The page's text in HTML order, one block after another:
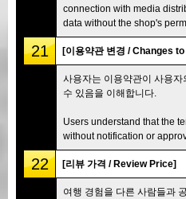
connection with media
data without the shop's
21 [이용약관 변경 / Changes
사용자는 이용약관이 사용
수 있음을 이해합니다.
Users understand that the
without notification or
22 [리뷰 가격 / Review Price]
여행 경험을 다른 사람들과